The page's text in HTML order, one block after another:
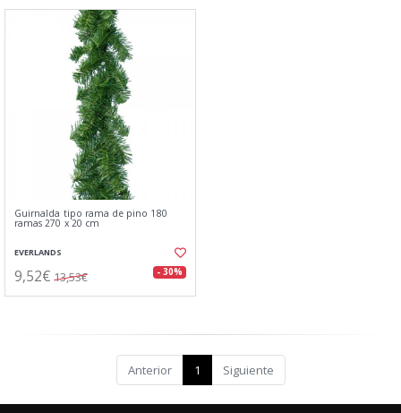
Guirnalda tipo rama de pino 180
ramas 270 x 20 cm
EVERLANDS
9,52€ 13,53€ - 30%
Anterior 1 Siguiente